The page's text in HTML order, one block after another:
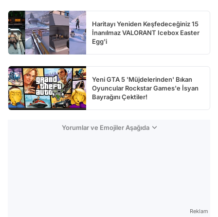
Haritayı Yeniden Keşfedeceğiniz 15
İnanılmaz VALORANT Icebox Easter
Egg'i
Yeni GTA 5 'Müjdelerinden' Bıkan
Oyuncular Rockstar Games'e İsyan
Bayrağını Çektiler!
Yorumlar ve Emojiler Aşağıda
Reklam